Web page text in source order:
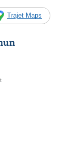
Trajet Maps